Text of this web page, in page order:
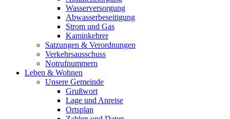
Wasserversorgung
Abwasserbeseitigung
Strom und Gas
Kaminkehrer
Satzungen & Verordnungen
Verkehrsausschuss
Notrufnummern
Leben & Wohnen
Unsere Gemeinde
Grußwort
Lage und Anreise
Ortsplan